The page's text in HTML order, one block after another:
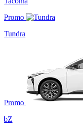
Promo
Tundra
Promo
bZ